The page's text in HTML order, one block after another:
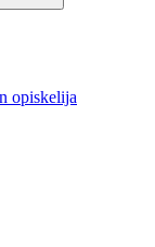
opiskelija